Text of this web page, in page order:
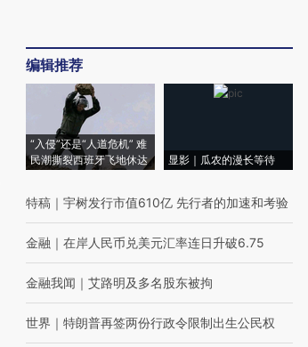
编辑推荐
“入侵”还是“人道危机” 难
民潮撕裂西班牙飞地休达
显影｜瓜农的漫长等待
特稿 ｜ 宇树发行市值610亿 先行者的加速和考验
金融 ｜ 在岸人民币兑美元汇率连日升破6.75
金融我闻 ｜ 艾路明及多名股东被拘
世界 ｜ 特朗普再签两份行政令限制出生公民权